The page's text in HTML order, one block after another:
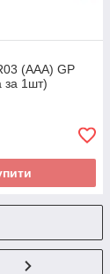
(AAA) GP
за 1шт)